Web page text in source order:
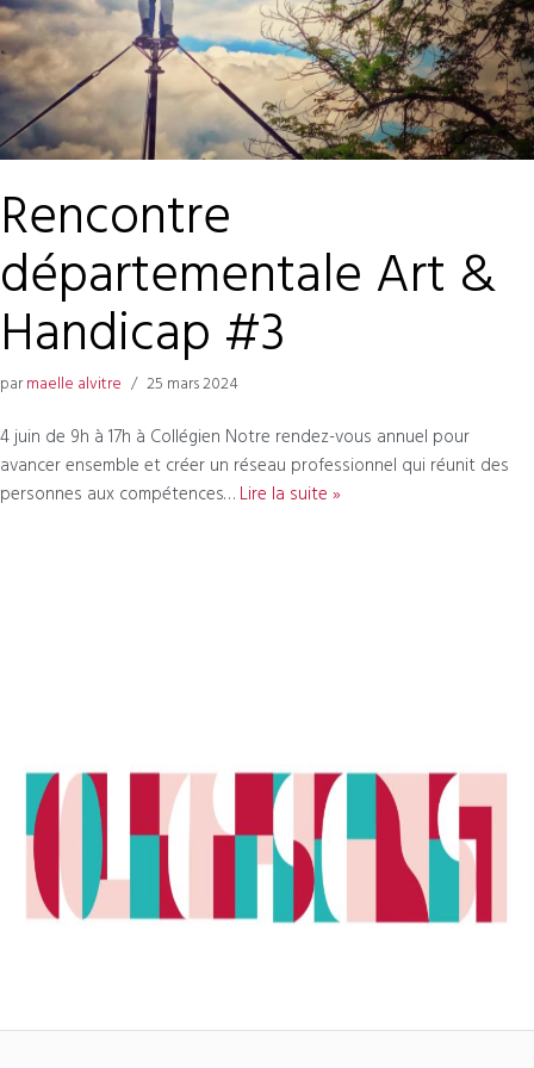
Rencontre
départementale Art &
Handicap #3
parmaelle alvitre 25 mars 2024
4 juin de 9h à 17h à Collégien Notre rendez-vous annuel pour
avancer ensemble et créer un réseau professionnel qui réunit des
personnes aux compétences… Lire la suite »